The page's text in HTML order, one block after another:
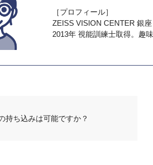
［プロフィール］
ZEISS VISION CENTER 銀
2013年 視能訓練士取得。趣
持ち込みは可能ですか？